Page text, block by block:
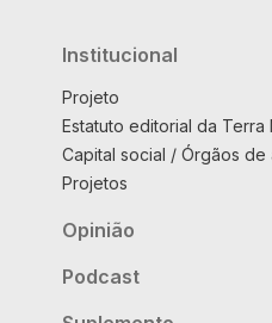
Institucional
Projeto
Estatuto editorial da Terra
Capital social / Órgãos de
Projetos
Opinião
Podcast